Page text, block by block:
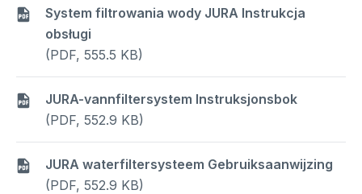
System filtrowania wody JURA Instrukcja
obsługi
(PDF, 555.5 KB)
JURA-vannfiltersystem Instruksjonsbok
(PDF, 552.9 KB)
JURA waterfiltersysteem Gebruiksaanwijzing
(PDF, 552.9 KB)